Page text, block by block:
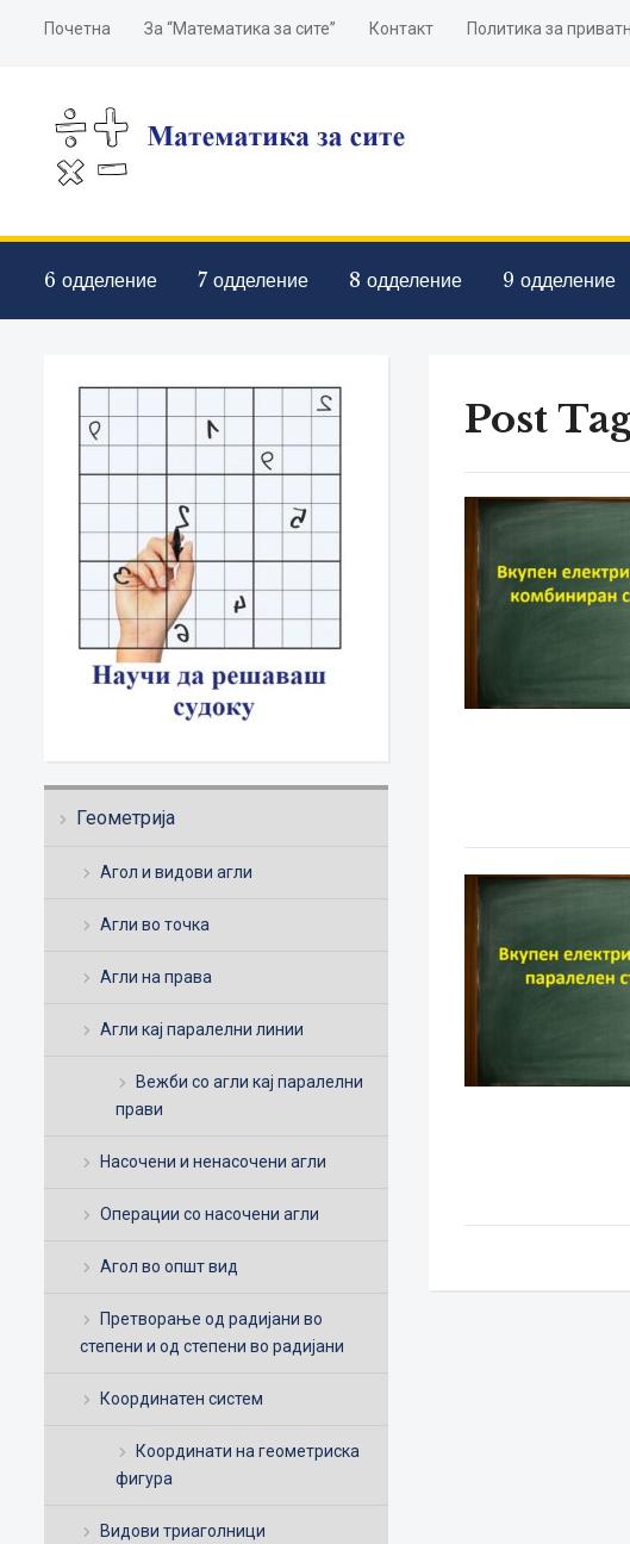
Почетна За “Математика за сите” Контакт Политика за
6 одделение 7 одделение 8 одделение 9 одделение
Геометрија
Агол и видови агли
Агли во точка
Агли на права
Агли кај паралелни линии
Вежби со агли кај паралелни
прави
Насочени и ненасочени агли
Операции со насочени агли
Агол во општ вид
Претворање од радијани во
степени и од степени во радијани
Координатен систем
Координати на геометриска
фигура
Видови триаголници
Post